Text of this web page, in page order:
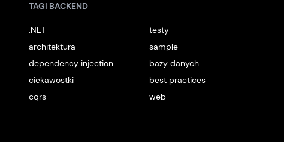
TAGI BACKEND
.NET
testy
architektura
sample
dependency injection
bazy danych
ciekawostki
best practices
cqrs
web